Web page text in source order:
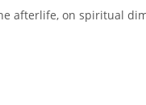
afterlife, on spiritual